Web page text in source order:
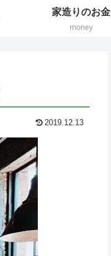
家造りのお金
money
2019.12.13